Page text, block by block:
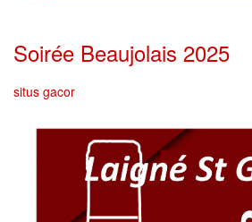
Soirée Beaujolais 2025
situs gacor